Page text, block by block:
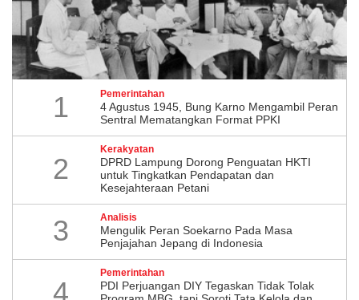
1 Pemerintahan
4 Agustus 1945, Bung Karno Mengambil Peran
Sentral Mematangkan Format PPKI
2
Kerakyatan
DPRD Lampung Dorong Penguatan HKTI
untuk Tingkatkan Pendapatan dan
Kesejahteraan Petani
3 Analisis
Mengulik Peran Soekarno Pada Masa
Penjajahan Jepang di Indonesia
4
Pemerintahan
PDI Perjuangan DIY Tegaskan Tidak Tolak